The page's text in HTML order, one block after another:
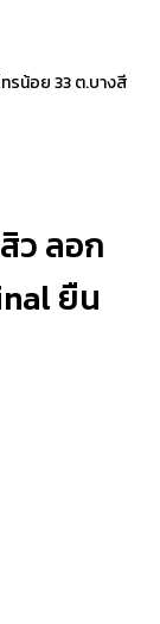
รน้อย 33 ต.บางสี
ว ลอก
ยืน